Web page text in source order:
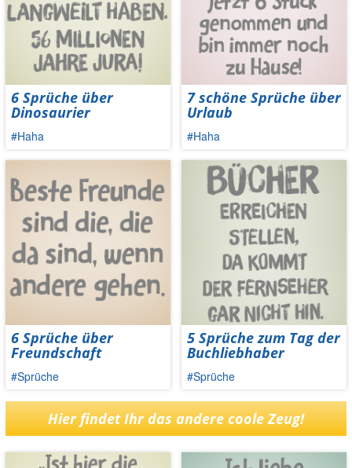
6 Sprüche über
Dinosaurier
#Haha
6 Sprüche über
Freundschaft
#Sprüche
7 schöne Sprüche über
Urlaub
#Haha
5 Sprüche zum Tag der
Buchliebhaber
#Sprüche
Hier findet Ihr das andere coole Zeug!